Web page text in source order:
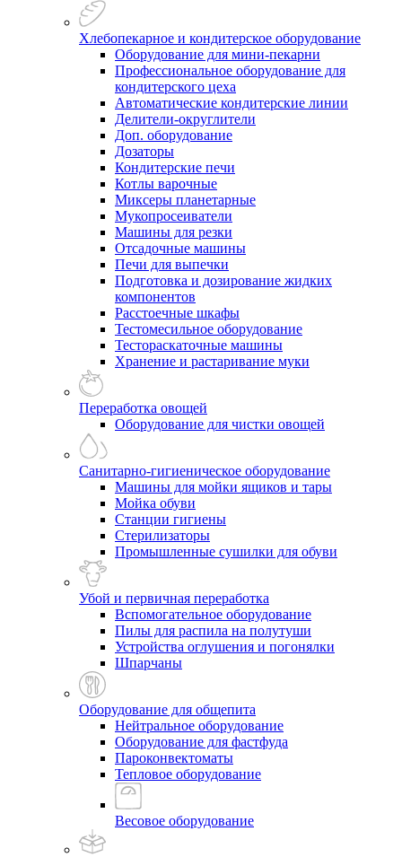
Хлебопекарное и кондитерское оборудование
Оборудование для мини-пекарни
Профессиональное оборудование для
кондитерского цеха
Автоматические кондитерские линии
Делители-округлители
Доп. оборудование
Дозаторы
Кондитерские печи
Котлы варочные
Миксеры планетарные
Мукопросеиватели
Машины для резки
Отсадочные машины
Печи для выпечки
Подготовка и дозирование жидких
компонентов
Расстоечные шкафы
Тестомесильное оборудование
Тестораскаточные машины
Хранение и растаривание муки
Переработка овощей
Оборудование для чистки овощей
Санитарно-гигиеническое оборудование
Машины для мойки ящиков и тары
Мойка обуви
Станции гигиены
Стерилизаторы
Промышленные сушилки для обуви
Убой и первичная переработка
Вспомогательное оборудование
Пилы для распила на полутуши
Устройства оглушения и погонялки
Шпарчаны
Оборудование для общепита
Нейтральное оборудование
Оборудование для фастфуда
Пароконвектоматы
Тепловое оборудование
Весовое оборудование